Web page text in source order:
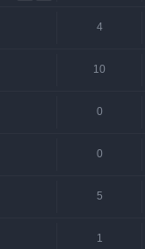
4
10
0
0
5
1